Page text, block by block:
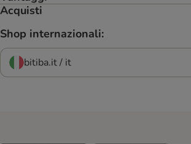
Acquisti
Shop internazionali:
bitiba.it / it